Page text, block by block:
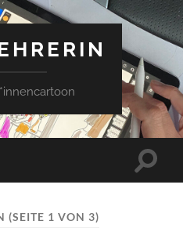
(SEITE 1 VON 3)